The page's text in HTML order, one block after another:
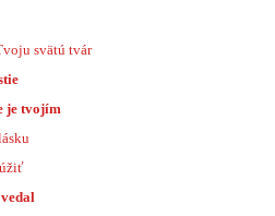
svätú tvár
je tvojím